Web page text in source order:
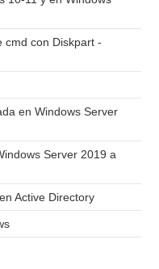
cmd con Diskpart -
en Windows Server
Server 2019 a
Active Directory